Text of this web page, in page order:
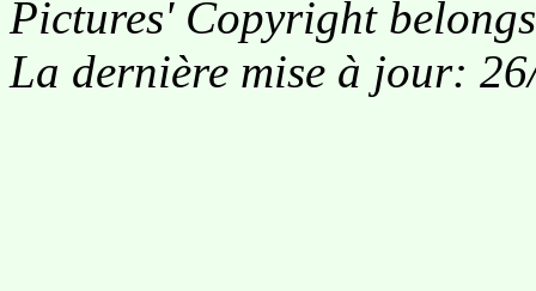
Pictures' Copyright
La dernière mise à jour: